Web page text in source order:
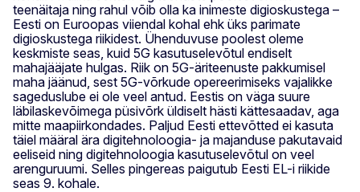
teenäitaja ning rahul võib olla ka inimeste digioskustega –
Eesti on Euroopas viiendal kohal ehk üks parimate
digioskustega riikidest. Ühenduvuse poolest oleme
keskmiste seas, kuid 5G kasutuselevõtul endiselt
mahajääjate hulgas. Riik on 5G-äriteenuste pakkumisel
maha jäänud, sest 5G-võrkude opereerimiseks vajalikke
sageduslube ei ole veel antud. Eestis on väga suure
läbilaskevõimega püsivõrk üldiselt hästi kättesaadav, aga
mitte maapiirkondades. Paljud Eesti ettevõtted ei kasuta
täiel määral ära digitehnoloogia- ja majanduse pakutavaid
eeliseid ning digitehnoloogia kasutuselevõtul on veel
arenguruumi. Selles pingereas paigutub Eesti EL-i riikide
seas 9. kohale.